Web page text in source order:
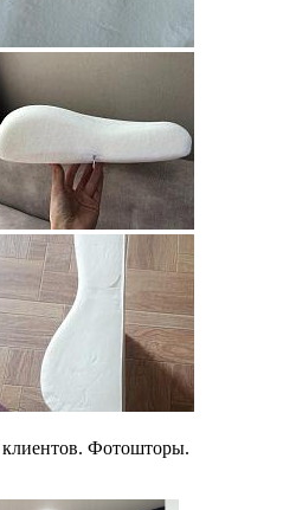
Фотошторы.